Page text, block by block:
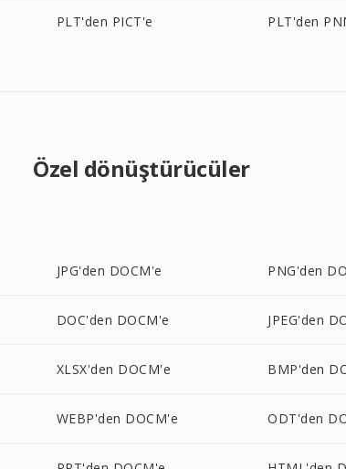
PLT'den PICT'e PLT'den
Özel dönüştürücüler
JPG'den DOCM'e PNG'den
DOC'den DOCM'e JPEG'den
XLSX'den DOCM'e BMP'den
WEBP'den DOCM'e ODT'den